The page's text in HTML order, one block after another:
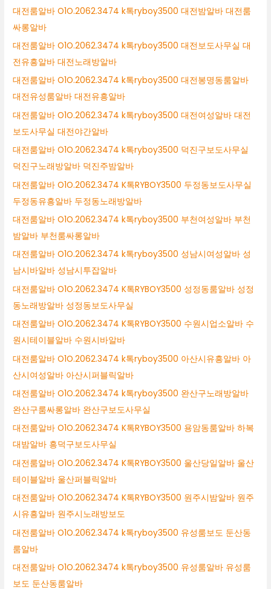
대전룸알바 O1O.2062.3474 k톡ryboy3500 대전밤알바 대전룸
싸롱알바
대전룸알바 O1O.2062.3474 k톡ryboy3500 대전보도사무실 대
전유흥알바 대전노래방알바
대전룸알바 O1O.2062.3474 k톡ryboy3500 대전봉명동룸알바
대전유성룸알바 대전유흥알바
대전룸알바 O1O.2062.3474 k톡ryboy3500 대전여성알바 대전
보도사무실 대전야간알바
대전룸알바 O1O.2062.3474 k톡ryboy3500 덕진구보도사무실
덕진구노래방알바 덕진주밤알바
대전룸알바 O1O.2062.3474 K톡RYBOY3500 두정동보도사무실
두정동유흥알바 두정동노래방알바
대전룸알바 O1O.2062.3474 k톡ryboy3500 부천여성알바 부천
밤알바 부천룸싸롱알바
대전룸알바 O1O.2062.3474 k톡ryboy3500 성남시여성알바 성
남시바알바 성남시투잡알바
대전룸알바 O1O.2062.3474 K톡RYBOY3500 성정동룸알바 성정
동노래방알바 성정동보도사무실
대전룸알바 O1O.2062.3474 K톡RYBOY3500 수원시업소알바 수
원시테이블알바 수원시바알바
대전룸알바 O1O.2062.3474 k톡ryboy3500 아산시유흥알바 아
산시여성알바 아산시퍼블릭알바
대전룸알바 O1O.2062.3474 k톡ryboy3500 완산구노래방알바
완산구룸싸롱알바 완산구보도사무실
대전룸알바 O1O.2062.3474 K톡RYBOY3500 용암동룸알바 하복
대밤알바 흥덕구보도사무실
대전룸알바 O1O.2062.3474 K톡RYBOY3500 울산당일알바 울산
테이블알바 울산퍼블릭알바
대전룸알바 O1O.2062.3474 K톡RYBOY3500 원주시밤알바 원주
시유흥알바 원주시노래방보도
대전룸알바 O1O.2062.3474 k톡ryboy3500 유성룸보도 둔산동
룸알바
대전룸알바 O1O.2062.3474 k톡ryboy3500 유성룸알바 유성룸
보도 둔산동룸알바